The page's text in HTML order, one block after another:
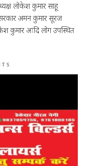
लोकेश कुमार साहू
सरकार अमन कुमार सूरज
कुमार आदि लोग उपस्थित